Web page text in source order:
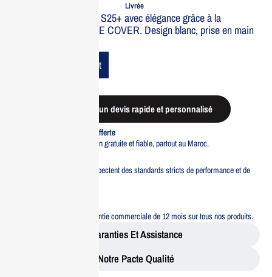
Livrée
Protégez votre Galaxy S25+ avec élégance grâce à la
SAMSUNG SACOCHE COVER. Design blanc, prise en main
Add To Cart
Demander un devis rapide et personnalisé
Livraison standard offerte
Profitez d’une livraison gratuite et fiable, partout au Maroc.
Tous nos produits respectent des standards stricts de performance et de
Bénéficiez d’une garantie commerciale de 12 mois sur tous nos produits.
Garanties Et Assistance
Notre Pacte Qualité